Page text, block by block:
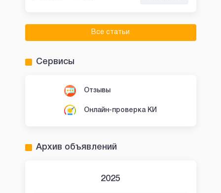
Все статьи
Сервисы
Отзывы
Онлайн-проверка КИ
Архив объявлений
2025